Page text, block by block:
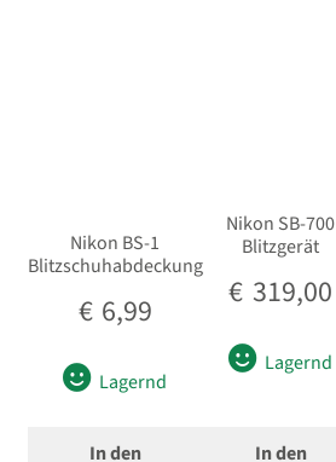
Dauerlicht
Ringlicht
Studioblitze / Hintergründe
Reflektoren / Diffusoren
Nikon BS-1
Blitzschuhabdeckung
€ 6,99
Lagernd
In den
Nikon SB-700
Blitzgerät
€ 319,00
Lagernd
In den